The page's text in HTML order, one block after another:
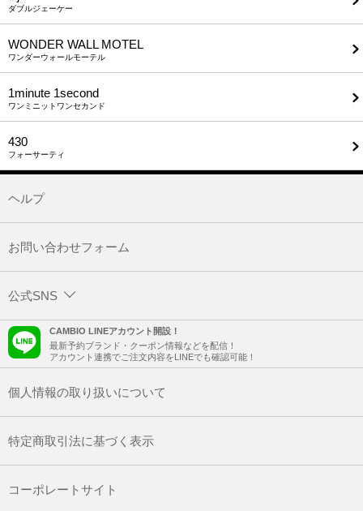
ダブルジェーケー
WONDER WALL MOTEL
ワンダーウォールモーテル
1minute​ 1second
ワンミニットワンセカンド
430
フォーサーティ
ヘルプ
お問い合わせフォーム
公式SNS
CAMBIO LINEアカウント開設！
最新予約ブランド・クーポン情報などを配信！
アカウント連携でご注文内容をLINEでも確認可能！
個人情報の取り扱いについて
特定商取引法に基づく表示
コーポレートサイト